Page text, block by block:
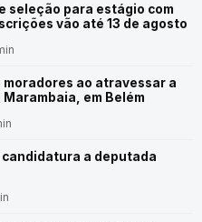
seleção para estágio com
vão até 13 de agosto
ao atravessar a
Marambaia, em Belém
candidatura a deputada